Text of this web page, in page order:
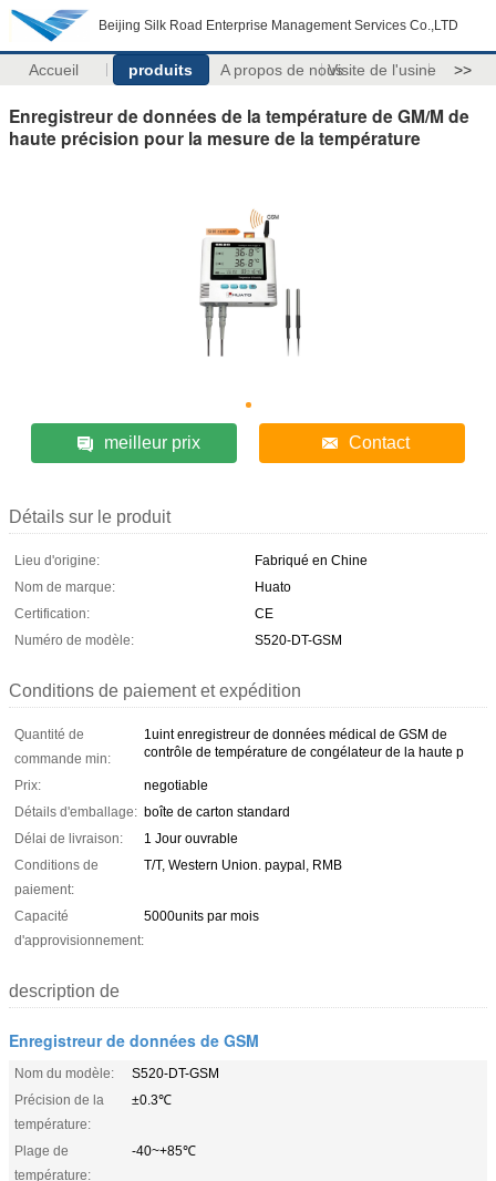
Beijing Silk Road Enterprise Management Services Co.,LTD
Accueil produits A propos de nousVisite de l'usine >>
Enregistreur de données de la température de GM/M de
haute précision pour la mesure de la température
meilleur prix Contact
Détails sur le produit
Lieu d'origine:
Fabriqué en Chine
Nom de marque:
Huato
Certification:
CE
Numéro de modèle:
S520-DT-GSM
Conditions de paiement et expédition
Quantité de
commande min:
1uint enregistreur de données médical de GSM de
contrôle de température de congélateur de la haute p
Prix:
negotiable
Détails d'emballage: boîte de carton standard
Délai de livraison:
1 Jour ouvrable
Conditions de
paiement:
T/T, Western Union. paypal, RMB
Capacité
d'approvisionnement:
5000units par mois
description de
Enregistreur de données de GSM
Nom du modèle:
S520-DT-GSM
Précision de la
température:
±0.3℃
Plage de
température:
-40~+85℃